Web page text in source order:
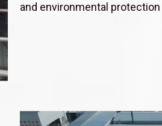
and environmental